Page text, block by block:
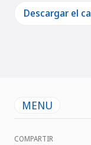
Descargar el
MENU
COMPARTIR